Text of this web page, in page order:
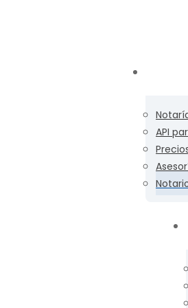
API
en Chile
en
y comunas
del notario